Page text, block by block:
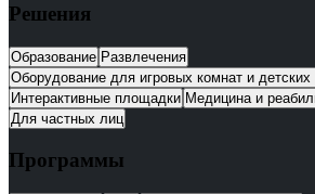
Решения
Образование Развлечения
Оборудование для игровых комнат и
Интерактивные площадки Медицина и
Для частных лиц
Программы